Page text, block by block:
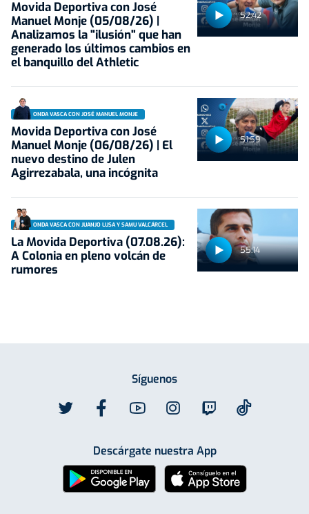
52:42
Movida Deportiva con José
Manuel Monje (05/08/26) |
Analizamos la "ilusión" que han
generado los últimos cambios en
el banquillo del Athletic
51:59
ONDA VASCA CON JOSÉ MANUEL MONJE
Movida Deportiva con José
Manuel Monje (06/08/26) | El
nuevo destino de Julen
Agirrezabala, una incógnita
55:14
ONDA VASCA CON JUANJO LUSA Y SAMU VALCÁRCEL
La Movida Deportiva (07.08.26):
A Colonia en pleno volcán de
rumores
Síguenos
Descárgate nuestra App